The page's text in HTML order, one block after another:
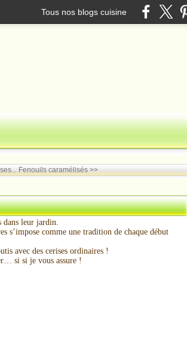
Tous nos blogs cuisine
Fenouils caramélisés >>
dans leur jardin.
s’impose comme une tradition de chaque début
avec des cerises ordinaires !
si si je vous assure !